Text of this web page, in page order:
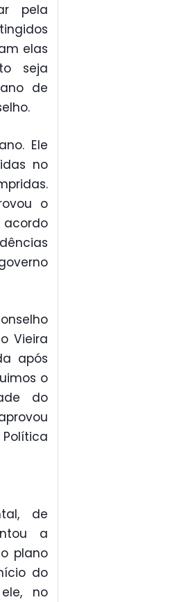
pela
elas
seja
de
Ele
no
o
acordo
Vieira
após
o
do
de
a
plano
do
no